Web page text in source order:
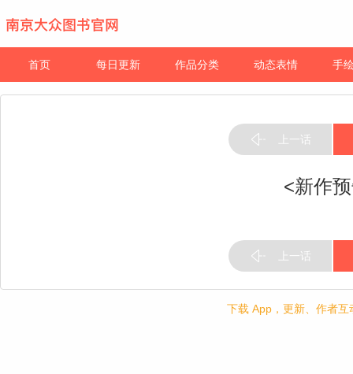
首页 每日更新 作品分类 动态表情 手
上一话
<新作
上一话
下载 App，更新、作者